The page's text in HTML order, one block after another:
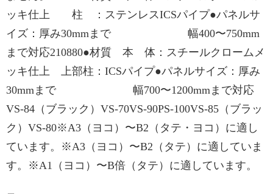
ッキ仕上 柱 ：ステンレスICSパイプ●パネルサ
イズ：厚み30mmまで 幅400〜750mm
まで対応210880●材質 本 体：スチールクロームメ
ッキ仕上 上部柱：ICSパイプ●パネルサイズ：厚み
30mmまで 幅700〜1200mmまで対応
VS-84（ブラック）VS-70VS-90PS-100VS-85（ブラッ
ク）VS-80※A3（ヨコ）〜B2（タテ・ヨコ）に適し
ています。※A3（ヨコ）〜B2（タテ）に適していま
す。※A1（ヨコ）〜B倍（タテ）に適しています。